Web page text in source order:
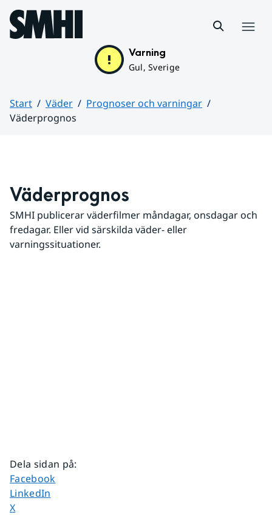
Hoppa till sidans innehåll
Varning
Gul, Sverige
Start Väder
Prognoser och varningar
Väderprognos
Väderprognos
SMHI publicerar väderfilmer måndagar, onsdagar och
fredagar. Eller vid särskilda väder- eller
varningssituationer.
Dela sidan på:
Dela sidan på
Facebook
Dela sidan på
LinkedIn
Dela sidan på
X